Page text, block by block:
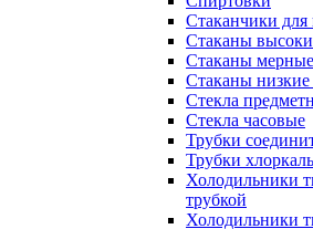
Стаканчики для
Стаканы
Стаканы мерные
Стаканы
Стекла
Стекла часовые
Трубки
Трубки
Холодильники
трубкой
Холодильники